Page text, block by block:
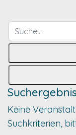
Suche...
Keine
Suchkriterien,